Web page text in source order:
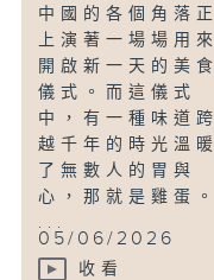
中國的各個角落正
上演著一場場用來
開啟新一天的美食
儀式。而這儀式
中，有一種味道跨
越千年的時光溫暖
了無數人的胃與
心，那就是雞蛋。
...
05/06/2026
收看